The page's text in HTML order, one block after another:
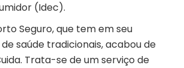
(Idec).
Seguro, que tem em seu
saúde tradicionais, acabou de
Trata-se de um serviço de